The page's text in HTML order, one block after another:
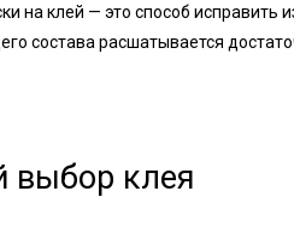
на клей — это способ исправить
состава расшатывается
выбор клея